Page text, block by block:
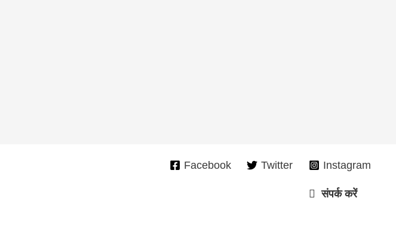
Facebook Twitter Instagram
संपर्क करें